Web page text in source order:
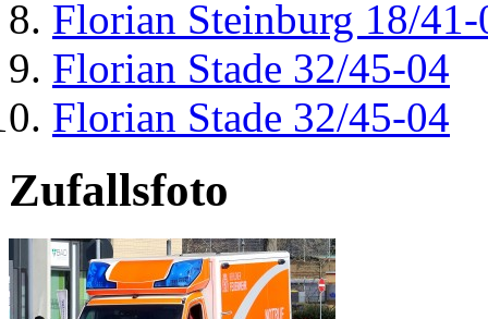
Florian Steinburg 18/41-
Florian Stade 32/45-04
Florian Stade 32/45-04
Zufallsfoto